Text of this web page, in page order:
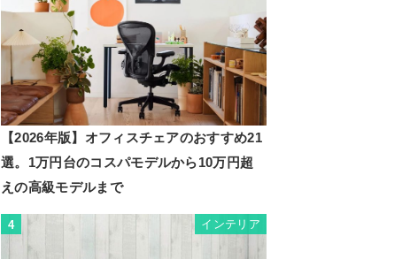
【2026年版】オフィスチェアのおすすめ21
選。1万円台のコスパモデルから10万円超
えの高級モデルまで
4 インテリア